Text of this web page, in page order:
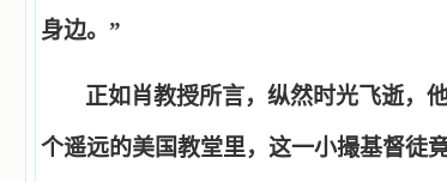
身边。 ”
正如肖教授所言，纵然时光飞逝，
个遥远的美国教堂里，这一小撮基督徒